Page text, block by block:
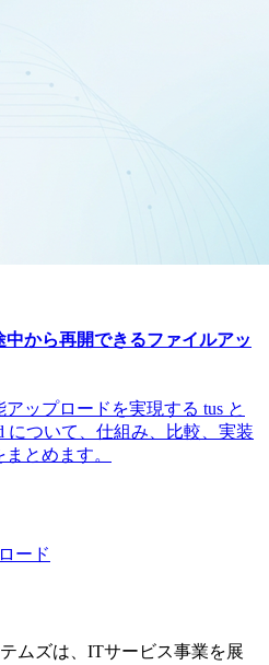
中から再開できるファイルアッ
ップロードを実現する tus と
について、仕組み、比較、実装
とめます。
ード
ムズは、ITサービス事業を展